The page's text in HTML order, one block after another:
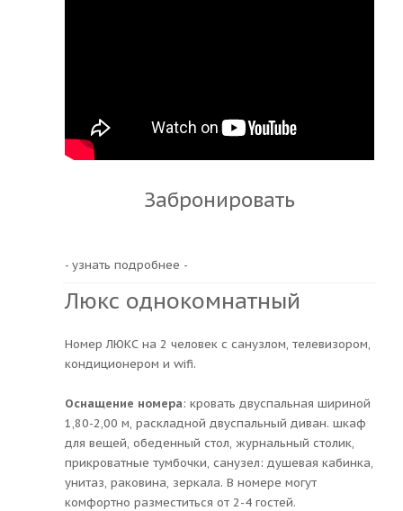
Забронировать
- узнать подробнее -
Люкс однокомнатный
Номер ЛЮКС на 2 человек с санузлом, телевизором,
кондиционером и wifi.
Оснащение номера: кровать двуспальная шириной
1,80-2,00 м, раскладной двуспальный диван. шкаф
для вещей, обеденный стол, журнальный столик,
прикроватные тумбочки, санузел: душевая кабинка,
унитаз, раковина, зеркала. В номере могут
комфортно разместиться от 2-4 гостей.